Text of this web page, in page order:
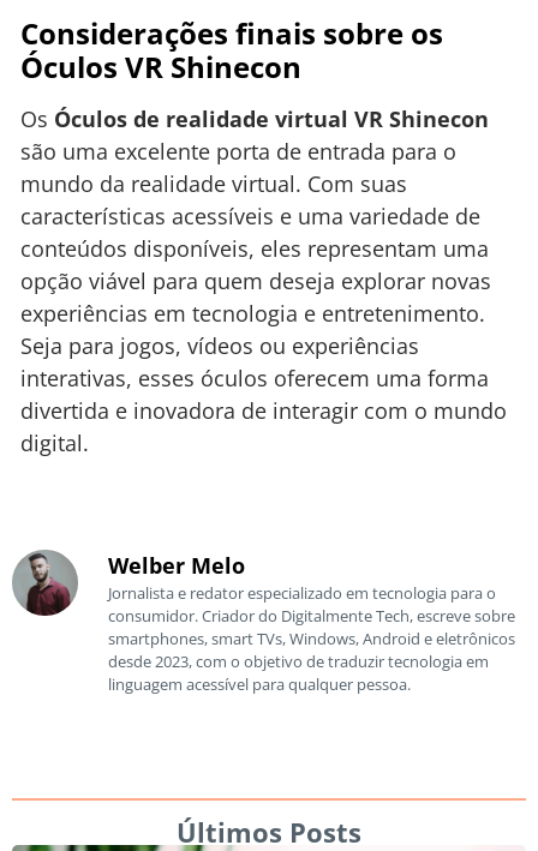
Considerações finais sobre os
Óculos VR Shinecon
Os Óculos de realidade virtual VR Shinecon
são uma excelente porta de entrada para o
mundo da realidade virtual. Com suas
características acessíveis e uma variedade de
conteúdos disponíveis, eles representam uma
opção viável para quem deseja explorar novas
experiências em tecnologia e entretenimento.
Seja para jogos, vídeos ou experiências
interativas, esses óculos oferecem uma forma
divertida e inovadora de interagir com o mundo
digital.
Welber Melo
Jornalista e redator especializado em tecnologia para o
consumidor. Criador do Digitalmente Tech, escreve sobre
smartphones, smart TVs, Windows, Android e eletrônicos
desde 2023, com o objetivo de traduzir tecnologia em
linguagem acessível para qualquer pessoa.
Últimos Posts